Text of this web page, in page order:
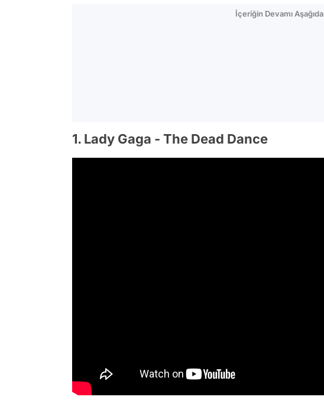
İçeriğin Devamı Aşağıda
1. Lady Gaga - The Dead Dance